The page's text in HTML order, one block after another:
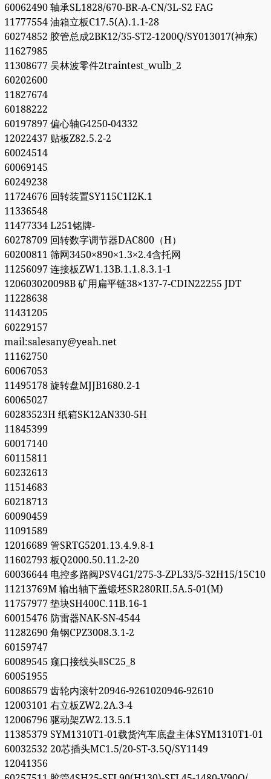
60062490 轴承SL1828/670-BR-A-CN/3L-S2 FAG
11777554 油箱立板C17.5(A).1.1-28
60274852 胶管总成2BK12/35-ST2-1200Q/SY013017(神东)
11627985
11308677 吴林波零件2traintest_wulb_2
60202600
11827674
60188222
60197897 偏心轴G4250-04332
12022437 贴板Z82.5.2-2
60024514
60069145
60249238
11724676 回转装置SY115C1I2K.1
11336548
11477334 L251铭牌-
60278709 回转数字调节器DAC800（H）
60200811 筛网3450×890×1.3×2.4含托网
11256097 连接板ZW1.13B.1.1.8.3.1-1
120603020098B 矿用扁平链38×137-7-CDIN22255 JDT
11228638
11431205
60229157
mail:salesany@yeah.net
11162750
60067053
11495178 旋转盘MJJB1680.2-1
60065027
60283523H 纸箱SK12AN330-5H
11845399
60017140
60115811
60232613
11514683
60218713
60090459
11091589
12016689 管SRTG5201.13.4.9.8-1
11602793 板Q2000.50.11.2-20
60036644 电控多路阀PSV4G1/275-3-ZPL33/5-32H15/15C10
11213769M 输出轴下盖锻坯SR280RII.5A.5-01(M)
11757977 垫块SH400C.11B.16-1
60015476 防雷器NAK-SN-4544
11282690 角钢CPZ3008.3.1-2
60159747
60089545 窥口接线头ⅡSC25_8
60051955
60086579 齿轮内滚针20946-9261020946-92610
12003101 右立板ZW2.2A.3-4
12006796 驱动架ZW2.13.5.1
11385379 SYM1310T1-01载货汽车底盘主体SYM1310T1-01
60032532 20芯插头MC1.5/20-ST-3.5Q/SY1149
12041356